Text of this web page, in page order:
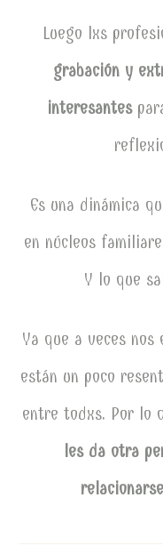
Luego lxs
grabación y
interesantes
Es una dinámica
en núcleos
Y lo que
Ya que a veces nos
están un poco
entre todxs. Por lo
les da otra